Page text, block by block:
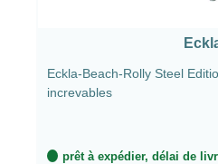
Eckla-Beach-Rolly Steel
increvables
prêt à expédier, délai de